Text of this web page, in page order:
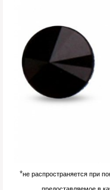
*не распространяется при